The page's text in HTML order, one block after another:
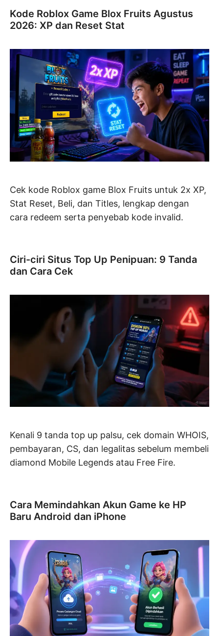
Kode Roblox Game Blox Fruits Agustus
2026: XP dan Reset Stat
Cek kode Roblox game Blox Fruits untuk 2x XP,
Stat Reset, Beli, dan Titles, lengkap dengan
cara redeem serta penyebab kode invalid.
Ciri-ciri Situs Top Up Penipuan: 9 Tanda
dan Cara Cek
Kenali 9 tanda top up palsu, cek domain WHOIS,
pembayaran, CS, dan legalitas sebelum membeli
diamond Mobile Legends atau Free Fire.
Cara Memindahkan Akun Game ke HP
Baru Android dan iPhone